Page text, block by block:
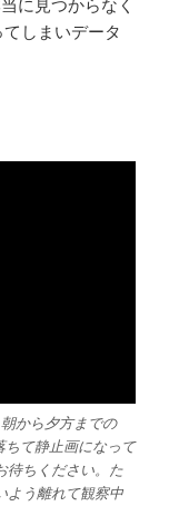
に見つからなく
しまいデータ
から夕方までの
ちて静止画になって
待ちください。た
よう離れて観察中